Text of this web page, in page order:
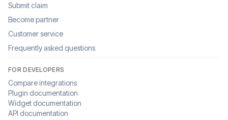
Submit claim
Become partner
Customer service
Frequently asked questions
FOR DEVELOPERS
Compare integrations
Plugin documentation
Widget documentation
API documentation